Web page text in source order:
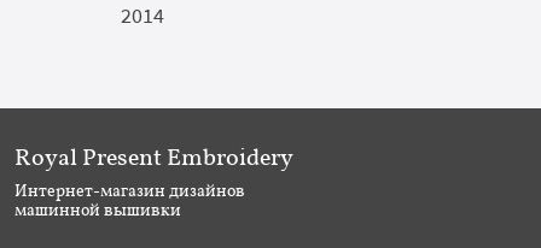
2014
Royal Present Embroidery
Интернет-магазин дизайнов
машинной вышивки